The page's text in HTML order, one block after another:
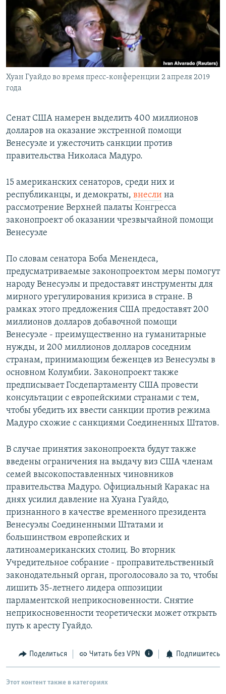
РАСПИСАНИЕ ВЕЩАНИЯ
ПОДПИШИТЕСЬ НА РАССЫЛКУ
СОЦИАЛЬНЫЕ СЕТИ
Все сайты РСЕ/РС
Хуан Гуайдо во время пресс-конференции 2 апреля 2019
года
Сенат США намерен выделить 400 миллионов
долларов на оказание экстренной помощи
Венесуэле и ужесточить санкции против
правительства Николаса Мадуро.
15 американских сенаторов, среди них и
республиканцы, и демократы, внесли на
рассмотрение Верхней палаты Конгресса
законопроект об оказании чрезвычайной помощи
Венесуэле
По словам сенатора Боба Менендеса,
предусматриваемые законопроектом меры помогут
народу Венесуэлы и предоставят инструменты для
мирного урегулирования кризиса в стране. В
рамках этого предложения США предоставят 200
миллионов долларов добавочной помощи
Венесуэле - преимущественно на гуманитарные
нужды, и 200 миллионов долларов соседним
странам, принимающим беженцев из Венесуэлы в
основном Колумбии. Законопроект также
предписывает Госдепартаменту США провести
консультации с европейскими странами с тем,
чтобы убедить их ввести санкции против режима
Мадуро схожие с санкциями Соединенных Штатов.
В случае принятия законопроекта будут также
введены ограничения на выдачу виз США членам
семей высокопоставленных чиновников
правительства Мадуро. Официальный Каракас на
днях усилил давление на Хуана Гуайдо,
признанного в качестве временного президента
Венесуэлы Соединенными Штатами и
большинством европейских и
латиноамериканских столиц. Во вторник
Учредительное собрание - проправительственный
законодательный орган, проголосовало за то, чтобы
лишить 35-летнего лидера оппозиции
парламентской неприкосновенности. Снятие
неприкосновенности теоретически может открыть
путь к аресту Гуайдо.
Поделиться Читать без VPN Подпишитесь
Этот контент также в категориях